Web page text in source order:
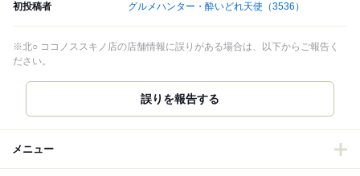
初投稿者 グルメハンター・酔いどれ天使 （3536）
※北○ ココノススキノ店の店舗情報に誤りがある場合は、以下からご報告く
ださい。
誤りを報告する
メニュー